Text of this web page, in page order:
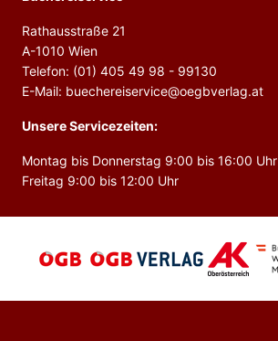
Rathausstraße 21
A-1010 Wien
Telefon: (01) 405 49 98 - 99130
E-Mail: buechereiservice@oegbverlag.at
Unsere Servicezeiten:
Montag bis Donnerstag 9:00 bis 16:00 Uhr
Freitag 9:00 bis 12:00 Uhr